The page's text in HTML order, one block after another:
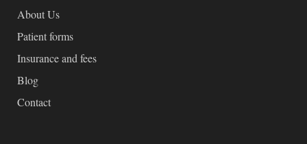
About Us
Patient forms
Insurance and fees
Blog
Contact